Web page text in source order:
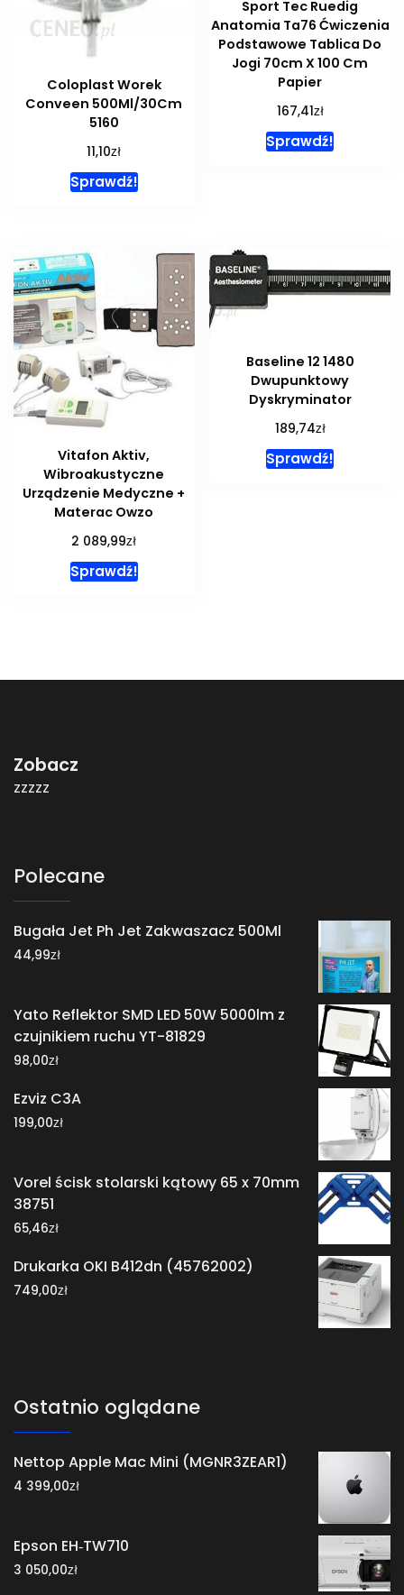
Coloplast Worek
Conveen 500Ml/30Cm
5160
11,10zł
Sprawdź!
Sport Tec Ruedig
Anatomia Ta76 Ćwiczenia
Podstawowe Tablica Do
Jogi 70cm X 100 Cm
Papier
167,41zł
Sprawdź!
Vitafon Aktiv,
Wibroakustyczne
Urządzenie Medyczne +
Materac Owzo
2 089,99zł
Sprawdź!
Baseline 12 1480
Dwupunktowy
Dyskryminator
189,74zł
Sprawdź!
Zobacz
zzzzz
Polecane
Bugała Jet Ph Jet Zakwaszacz 500Ml
44,99zł
Yato Reflektor SMD LED 50W 5000lm z
czujnikiem ruchu YT-81829
98,00zł
Ezviz C3A
199,00zł
Vorel ścisk stolarski kątowy 65 x 70mm
38751
65,46zł
Drukarka OKI B412dn (45762002)
749,00zł
Ostatnio oglądane
Nettop Apple Mac Mini (MGNR3ZEAR1)
4 399,00zł
Epson EH‑TW710
3 050,00zł